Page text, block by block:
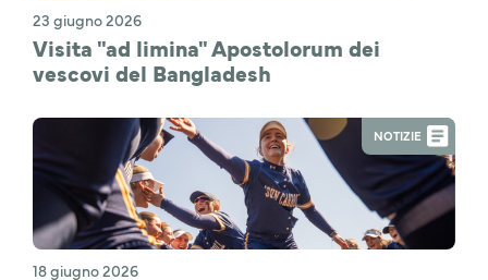
23 giugno 2026
Visita "ad limina" Apostolorum dei
vescovi del Bangladesh
NOTIZIE
18 giugno 2026